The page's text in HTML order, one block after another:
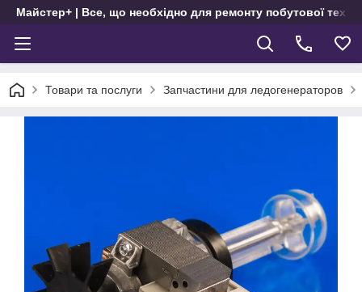
Майстер+ | Все, що необхідно для ремонту побутової
Товари та послуги Запчастини для ледогенераторов